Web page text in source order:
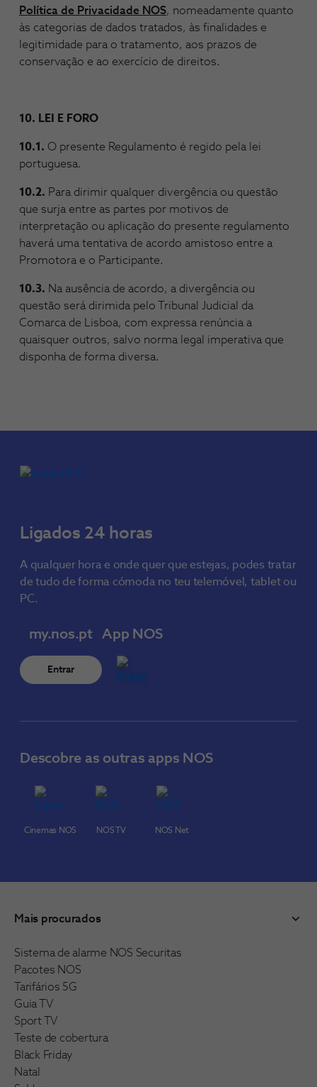
Política de Privacidade NOS, nomeadamente quanto
às categorias de dados tratados, às finalidades e
legitimidade para o tratamento, aos prazos de
conservação e ao exercício de direitos.
10. LEI E FORO
10.1. O presente Regulamento é regido pela lei
portuguesa.
10.2. Para dirimir qualquer divergência ou questão
que surja entre as partes por motivos de
interpretação ou aplicação do presente regulamento
haverá uma tentativa de acordo amistoso entre a
Promotora e o Participante.
10.3. Na ausência de acordo, a divergência ou
questão será dirimida pelo Tribunal Judicial da
Comarca de Lisboa, com expressa renúncia a
quaisquer outros, salvo norma legal imperativa que
disponha de forma diversa.
Ligados 24 horas
A qualquer hora e onde quer que estejas, podes tratar
de tudo de forma cómoda no teu telemóvel, tablet ou
PC.
my.nos.pt
Entrar
App NOS
Descobre as outras apps NOS
Cinemas NOS NOS TV NOS Net
Mais procurados
Sistema de alarme NOS Securitas
Pacotes NOS
Tarifários 5G
Guia TV
Sport TV
Teste de cobertura
Black Friday
Natal